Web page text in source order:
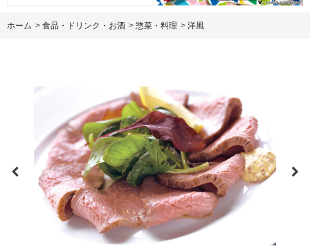
ホーム > 食品・ドリンク・お酒 > 惣菜・料理 > 洋風